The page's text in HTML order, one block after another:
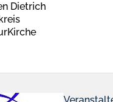
Dietrich